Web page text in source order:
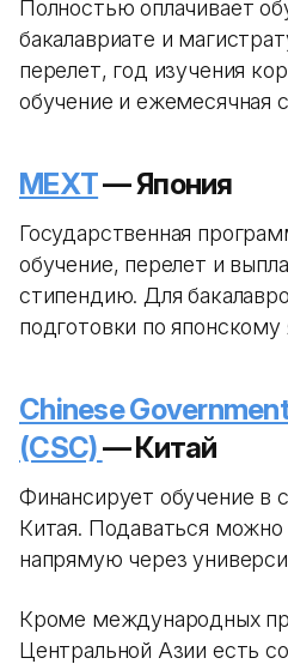
Полностью оплачивает
бакалавриате и
перелет, год изучения
обучение и ежемесячная
MEXT— Япония
Государственная
обучение, перелет и
стипендию. Для
подготовки по японскому
Chinese
(CSC)— Китай
Финансирует обучение в
Китая. Подаваться можно
напрямую через
Кроме международных
Центральной Азии есть